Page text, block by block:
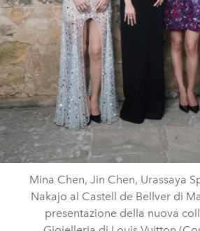
Mina Chen, Jin Chen, Urassaya
Nakajo al Castell de Bellver di
presentazione della nuova